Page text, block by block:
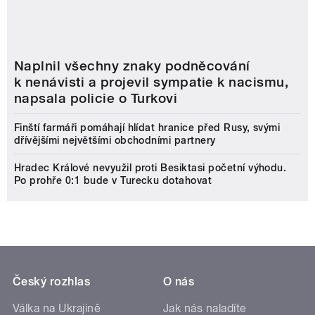
Naplnil všechny znaky podněcování
k nenávisti a projevil sympatie k nacismu,
napsala policie o Turkovi
Finští farmáři pomáhají hlídat hranice před Rusy, svými
dřívějšími největšími obchodními partnery
Hradec Králové nevyužil proti Besiktasi početní výhodu.
Po prohře 0:1 bude v Turecku dotahovat
Český rozhlas
Válka na Ukrajině
O nás
Jak nás naladíte